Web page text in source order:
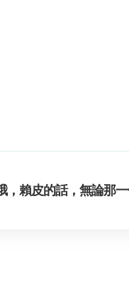
賴皮的話，無論那